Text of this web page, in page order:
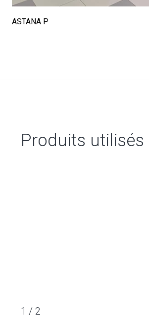
ASTANA P
Produits utilisés
1 / 2